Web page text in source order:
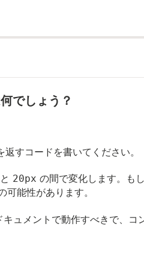
でしょう？
すコードを書いてください。
と 20px の間で変化します。も
可能性があります。
ュメントで動作すべきで、コ